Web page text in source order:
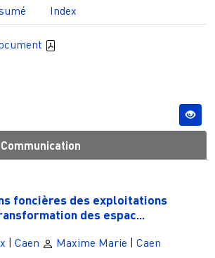
Index
Communication
foncières des exploitations
des espac...
| Caen Maxime Marie | Caen